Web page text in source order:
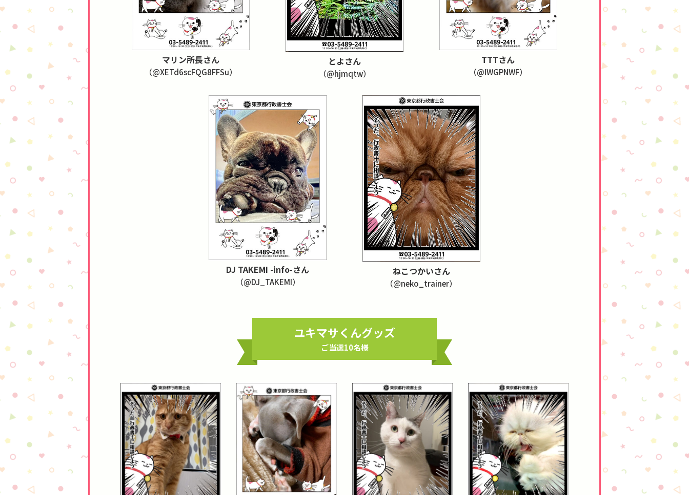
マリン所長さん
（@XETd6scFQG8FFSu）
とよさん
（@hjmqtw）
TTTさん
（@IWGPNWF）
DJ TAKEMI -info-さん
（@DJ_TAKEMI）
ねこつかいさん
（@neko_trainer）
ユキマサくんグッズ
ご当選10名様